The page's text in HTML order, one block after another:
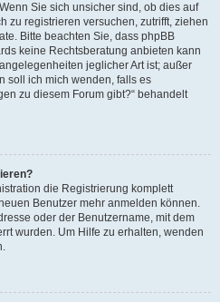
Sie sich unsicher sind, ob dies auf
zu registrieren versuchen, zutrifft, ziehen
Bitte beachten Sie, dass phpBB
keine Rechtsberatung anbieten kann
jeglicher Art ist; außer
soll ich mich wenden, falls es
zu diesem Forum gibt?“ behandelt
die Registrierung komplett
Benutzer mehr anmelden können.
oder der Benutzername, mit dem
wurden. Um Hilfe zu erhalten, wenden